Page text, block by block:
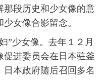
那段历史和少女像的意
女像合影留念。
少女像。去年１２月
促进委员会在日本驻釜
本政府随后召回多名